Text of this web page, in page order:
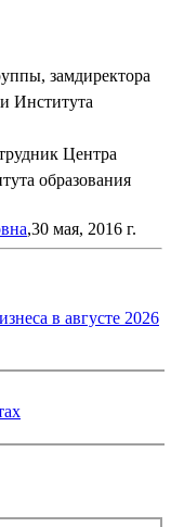
замдиректора
Института
Центра
образования
,30 мая, 2016 г.
в августе 2026